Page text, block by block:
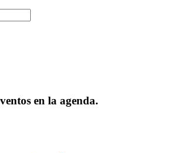
en la agenda.